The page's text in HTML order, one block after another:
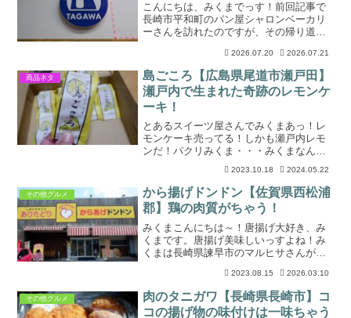
こんにちは、みくまでっす！前回記事で
長崎市平和町のパン屋シャロンベーカリ
ーさんを訪れたのですが、その帰り道。
たアノ市場に行きたい！みくま経理担当
奇遇やな。ワスも気になっていた。行く
ぞ！という流れで、同じ町...
2026.07.20 2026.07.21
商品ネタ
島ごころ【広島県尾道市瀬戸田】
瀬戸内で生まれた奇跡のレモンケ
ーキ！
とあるスイーツ屋さんでみくまあっ！レ
モンケーキ売ってる！しかも瀬戸内レモ
ンだ！パクリみくま・・・みくまなんか
違う・・・みくま経理担当言っておく
が、「あの」レモンケーキが普通じゃな
いからなみくま！レモン大好き、こんに
ちは、みくまです！とあるス...
2023.10.18 2024.05.22
その他グルメ
から揚げドンドン【佐賀県西松浦
郡】鶏の肉質がちゃう！
みくまこんにちは～！唐揚げ大好き、み
くまです。唐揚げ美味しいっすよね！み
くまは長崎県諫早市のマルヒサさんが好
揚げを買いに行く機会は中々ないのです
が、佐賀県の有田町を通る場合は必ず訪
れる場所があります。肉質...
2023.08.15 2026.03.10
その他グルメ
肉のタニガワ【長崎県長崎市】コ
コの揚げ物の味付けは一味ちゃう